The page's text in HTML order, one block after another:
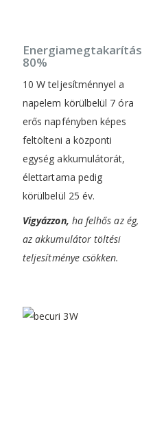
Energiamegtakarítás
80%
10 W teljesítménnyel a
napelem körülbelül 7 óra
erős napfényben képes
feltölteni a központi
egység akkumulátorát,
élettartama pedig
körülbelül 25 év.
Vigyázzon, ha felhős az ég,
az akkumulátor töltési
teljesítménye csökken.